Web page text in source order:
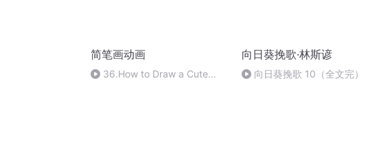
简笔画动画
36.How to Draw a Cute
向日葵挽歌·林斯谚
向日葵挽歌 10（全文完）